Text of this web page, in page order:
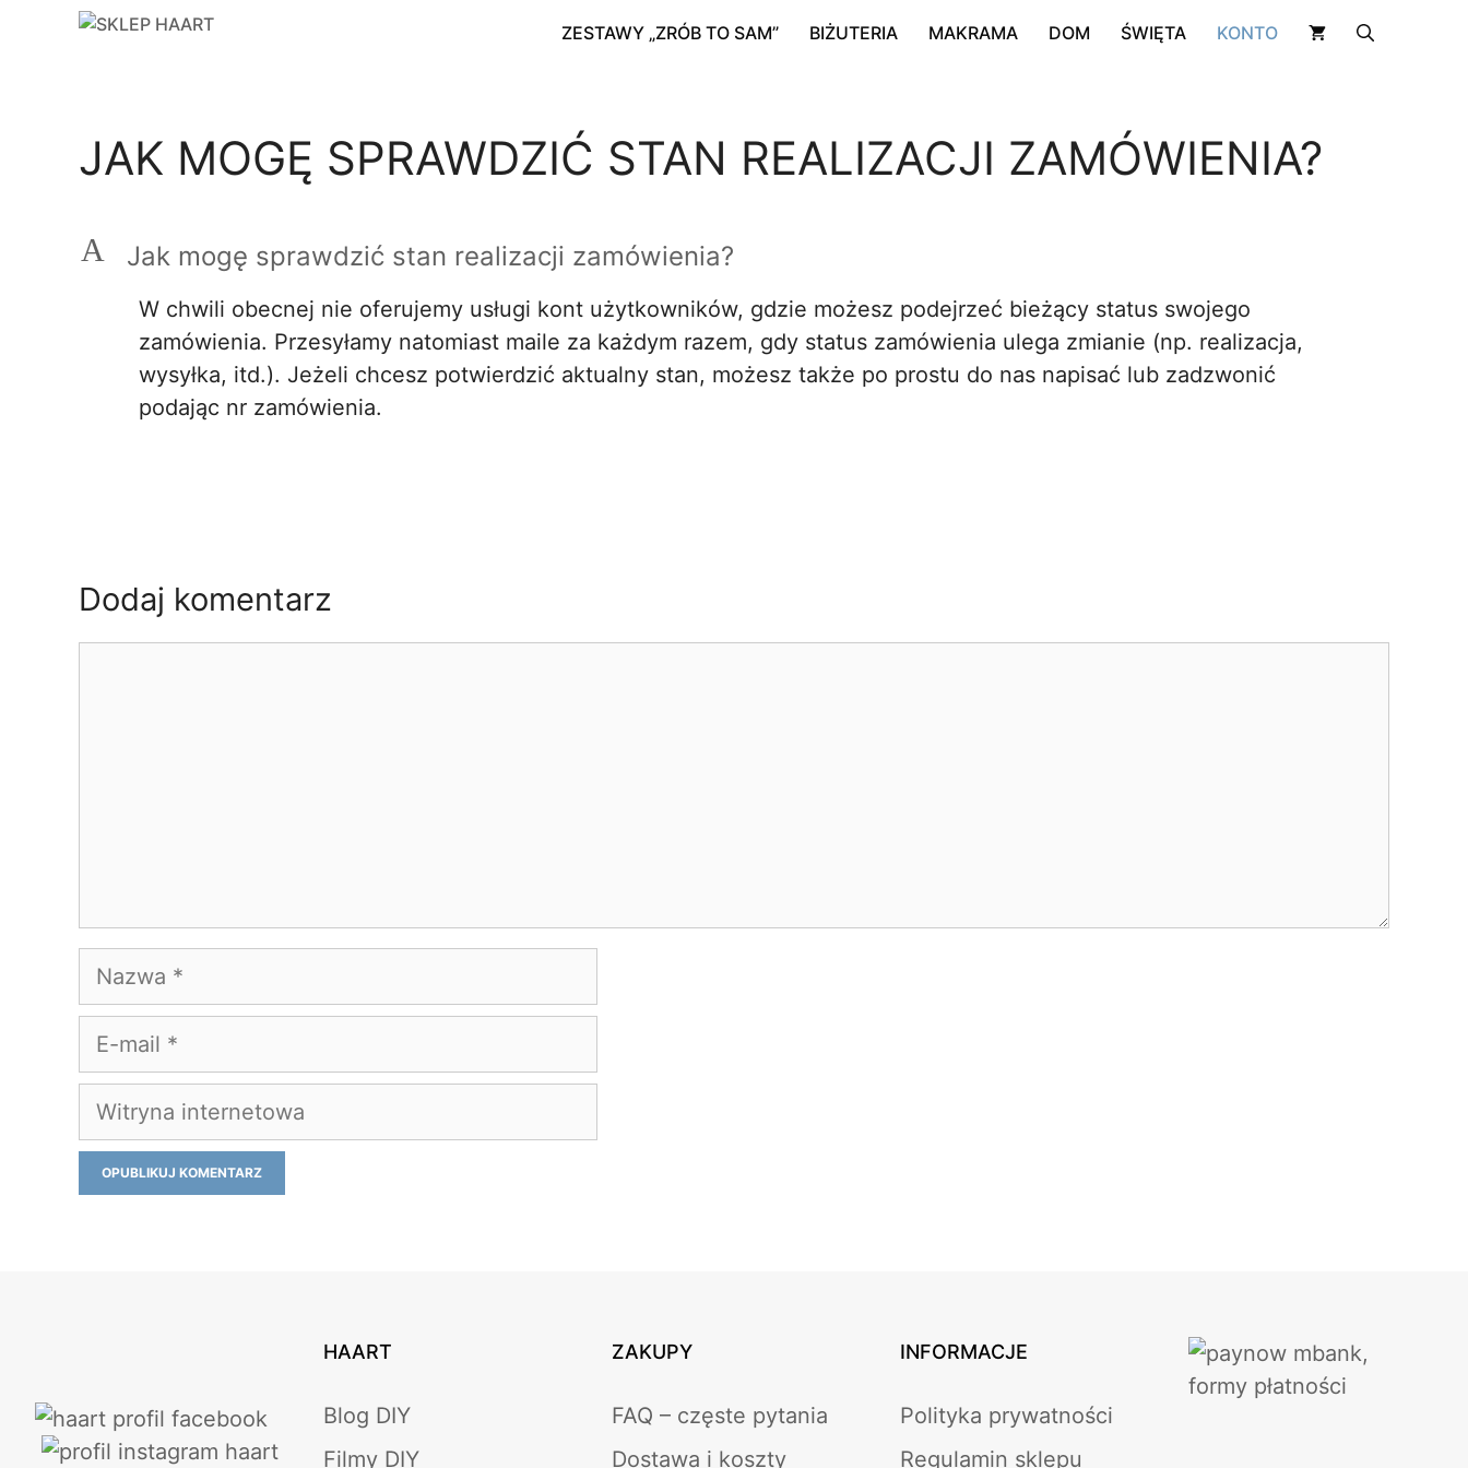
ZESTAWY „ZRÓB TO SAM” BIŻUTERIA MAKRAMA DOM ŚWIĘTA KONTO
JAK MOGĘ SPRAWDZIĆ STAN REALIZACJI ZAMÓWIENIA?
A Jak mogę sprawdzić stan realizacji zamówienia?
W chwili obecnej nie oferujemy usługi kont użytkowników, gdzie możesz podejrzeć bieżący status swojego
zamówienia. Przesyłamy natomiast maile za każdym razem, gdy status zamówienia ulega zmianie (np. realizacja,
wysyłka, itd.). Jeżeli chcesz potwierdzić aktualny stan, możesz także po prostu do nas napisać lub zadzwonić
podając nr zamówienia.
Dodaj komentarz
Nazwa
E-
Witryna
internetowa
HAART
Blog DIY
Filmy DIY
ZAKUPY
FAQ – częste pytania
Dostawa i koszty
INFORMACJE
Polityka prywatności
Regulamin sklepu